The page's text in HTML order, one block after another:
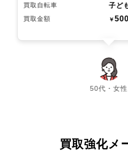
買取自転車 子ど
買取金額 ￥500
50代・女性
chevron_left chevron_right
買取強化メ